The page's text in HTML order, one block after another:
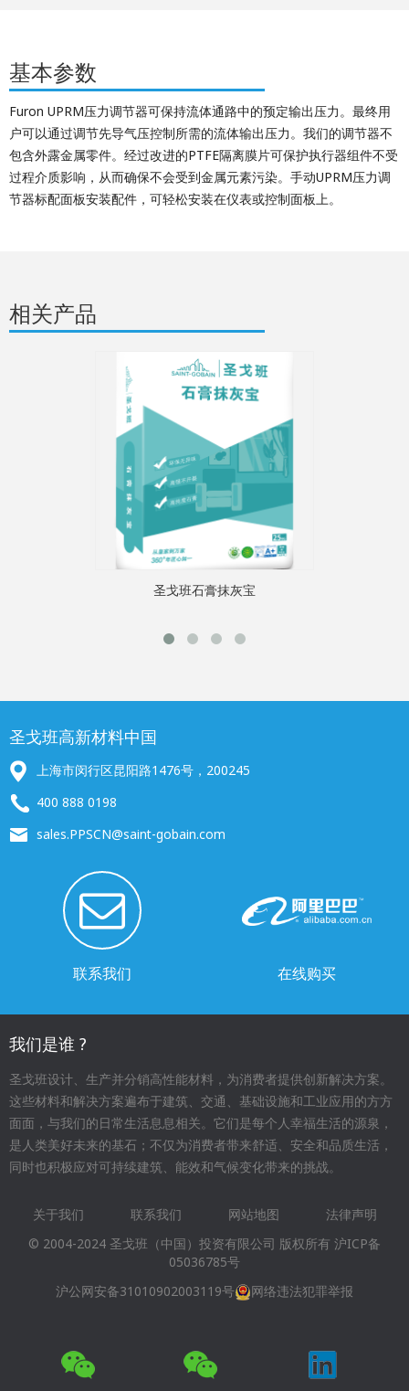
基本参数
Furon UPRM压力调节器可保持流体通路中的预定输出压力。最终用
户可以通过调节先导气压控制所需的流体输出压力。我们的调节器不
包含外露金属零件。经过改进的PTFE隔离膜片可保护执行器组件不受
过程介质影响，从而确保不会受到金属元素污染。手动UPRM压力调
节器标配面板安装配件，可轻松安装在仪表或控制面板上。
相关产品
圣戈班石膏抹灰宝
圣戈班高新材料中国
上海市闵行区昆阳路1476号，200245
400 888 0198
sales.PPSCN@saint-gobain.com
联系我们 在线购买
我们是谁 ?
圣戈班设计、生产并分销高性能材料，为消费者提供创新解决方案。
这些材料和解决方案遍布于建筑、交通、基础设施和工业应用的方方
面面，与我们的日常生活息息相关。它们是每个人幸福生活的源泉，
是人类美好未来的基石；不仅为消费者带来舒适、安全和品质生活，
同时也积极应对可持续建筑、能效和气候变化带来的挑战。
Footer
menu
关于我们 联系我们 网站地图
法律声明
© 2004-2024 圣戈班（中国）投资有限公司 版权所有 沪ICP备
05036785号
沪公网安备31010902003119号
网络违法犯罪举报